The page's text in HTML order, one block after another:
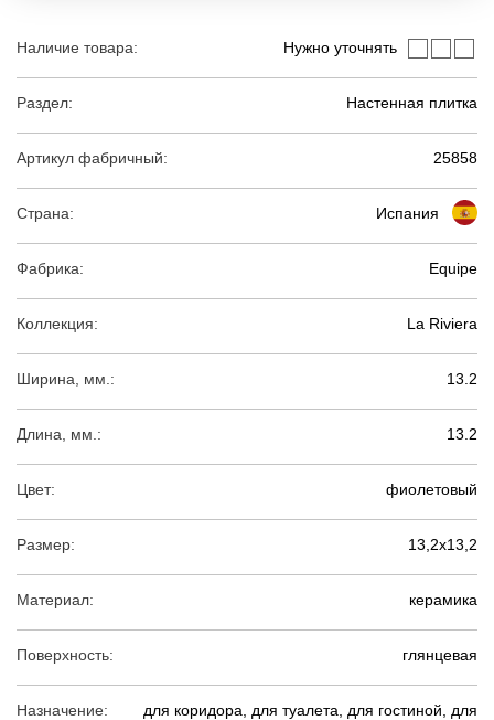
Наличие товара: Нужно уточнять
Раздел: Настенная плитка
Артикул фабричный: 25858
Страна: Испания
Фабрика: Equipe
Коллекция: La Riviera
Ширина, мм.: 13.2
Длина, мм.: 13.2
Цвет: фиолетовый
Размер: 13,2х13,2
Материал: керамика
Поверхность: глянцевая
Назначение:
для коридора, для туалета, для гостиной, для